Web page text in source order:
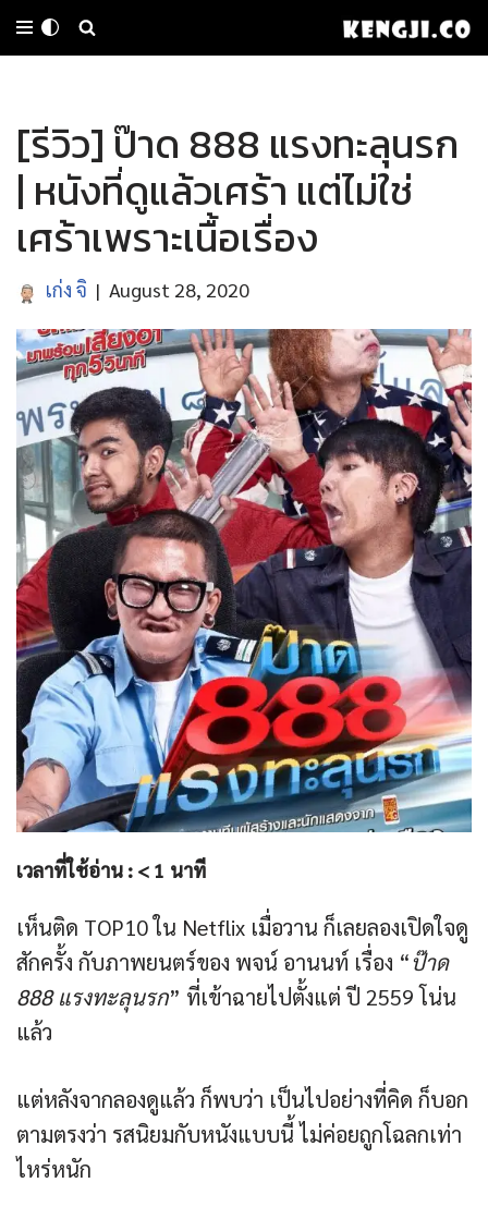
Skip
content
[รีวิว] ป๊าด 888 แรงทะลุนรก
| หนังที่ดูแล้วเศร้า แต่ไม่ใช่
เศร้าเพราะเนื้อเรื่อง
เก่ง จิ August 28, 2020
เวลาที่ใช้อ่าน : < 1 นาที
เห็นติด TOP10 ใน Netflix เมื่อวาน ก็เลยลองเปิดใจดู
สักครั้ง กับภาพยนตร์ของ พจน์ อานนท์ เรื่อง “ป๊าด
888 แรงทะลุนรก” ที่เข้าฉายไปตั้งแต่ ปี 2559 โน่น
แล้ว
แต่หลังจากลองดูแล้ว ก็พบว่า เป็นไปอย่างที่คิด ก็บอก
ตามตรงว่า รสนิยมกับหนังแบบนี้ ไม่ค่อยถูกโฉลกเท่า
ไหร่หนัก